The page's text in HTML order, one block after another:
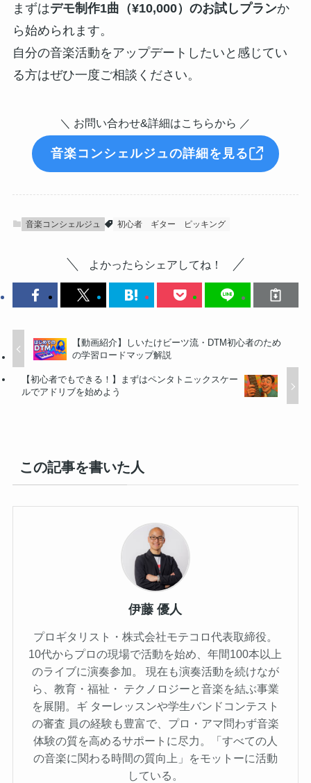
まずはデモ制作1曲（¥10,000）のお試しプランか
ら始められます。
自分の音楽活動をアップデートしたいと感じてい
る方はぜひ一度ご相談ください。
＼ お問い合わせ&詳細はこちらから ／
音楽コンシェルジュの詳細を見る
音楽コンシェルジュ 初心者 ギター ピッキング
よかったらシェアしてね！
【動画紹介】しいたけビーツ流・DTM初心者のため
の学習ロードマップ解説
【初心者でもできる！】まずはペンタトニックスケー
ルでアドリブを始めよう
この記事を書いた人
伊藤 優人
プロギタリスト・株式会社モテコロ代表取締役。
10代からプロの現場で活動を始め、年間100本以上
のライブに演奏参加。 現在も演奏活動を続けなが
ら、教育・福祉・ テクノロジーと音楽を結ぶ事業
を展開。ギ ターレッスンや学生バンドコンテスト
の審査 員の経験も豊富で、プロ・アマ問わず音楽
体験の質を高めるサポートに尽力。「すべての人
の音楽に関わる時間の質向上」をモットーに活動
している。